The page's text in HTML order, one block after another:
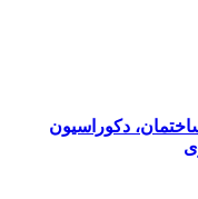
دکوراسیون